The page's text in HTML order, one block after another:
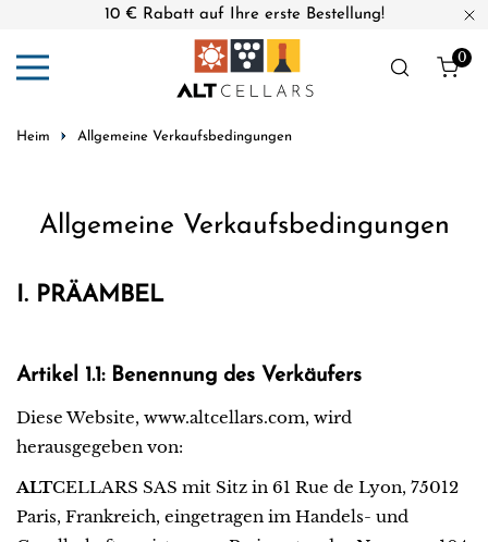
10 € Rabatt auf Ihre erste Bestellung!
0
Heim Allgemeine Verkaufsbedingungen
Allgemeine Verkaufsbedingungen
I. PRÄAMBEL
Artikel 1.1: Benennung des Verkäufers
Diese Website, www.altcellars.com, wird
herausgegeben von:
ALTCELLARS SAS mit Sitz in 61 Rue de Lyon, 75012
Paris, Frankreich, eingetragen im Handels- und